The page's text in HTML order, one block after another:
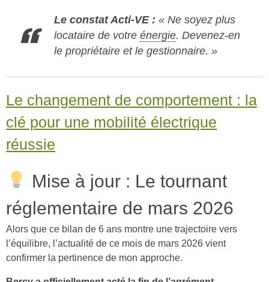
Le constat Acti-VE : « Ne soyez plus
locataire de votre énergie. Devenez-en
le propriétaire et le gestionnaire. »
Le changement de comportement : la
clé pour une mobilité électrique
réussie
Mise à jour : Le tournant
réglementaire de mars 2026
Alors que ce bilan de 6 ans montre une trajectoire vers
l’équilibre, l’actualité de ce mois de mars 2026 vient
confirmer la pertinence de mon approche.